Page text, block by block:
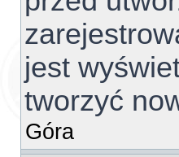
jest
tworzyć
Góra